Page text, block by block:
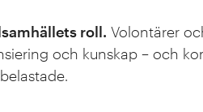
roll. Volontärer
och kunskap – och